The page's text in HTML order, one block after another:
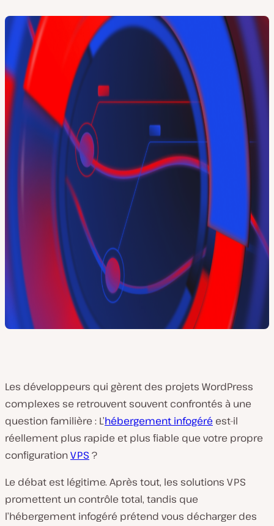
Les développeurs qui gèrent des projets WordPress
complexes se retrouvent souvent confrontés à une
question familière : L’hébergement infogéré est-il
réellement plus rapide et plus fiable que votre propre
configurationVPS ?
Le débat est légitime. Après tout, les solutions VPS
promettent un contrôle total, tandis que
l’hébergement infogéré prétend vous décharger des